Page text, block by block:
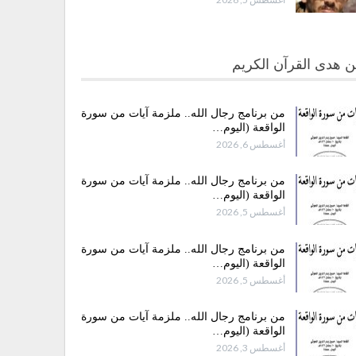
هدى القرآن الكريم
من برنامج رجال الله.. ملزمة آيات من سورة
الواقعة (اليوم…
أغسطس 6, 2026
من برنامج رجال الله.. ملزمة آيات من سورة
الواقعة (اليوم…
أغسطس 5, 2026
من برنامج رجال الله.. ملزمة آيات من سورة
الواقعة (اليوم…
أغسطس 5, 2026
من برنامج رجال الله.. ملزمة آيات من سورة
الواقعة (اليوم…
أغسطس 3, 2026